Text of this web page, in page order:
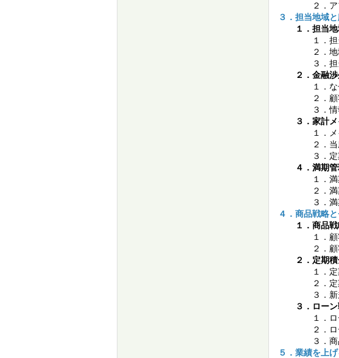
２．アフタ
３．担当地域
１．担当地
１．担当
２．地域
３．担当
２．金融渉
１．なぜ顧
２．顧客
３．情報
３．家計メ
１．メイ
２．当座性
３．定期性
４．満期管
１．満期
２．満期
３．満期
４．商品戦略
１．商品戦
１．顧客
２．顧客
２．定期積
１．定期
２．定期積
３．新規ア
３．ローン
１．ロー
２．ローン
３．商品別
５．業績を上